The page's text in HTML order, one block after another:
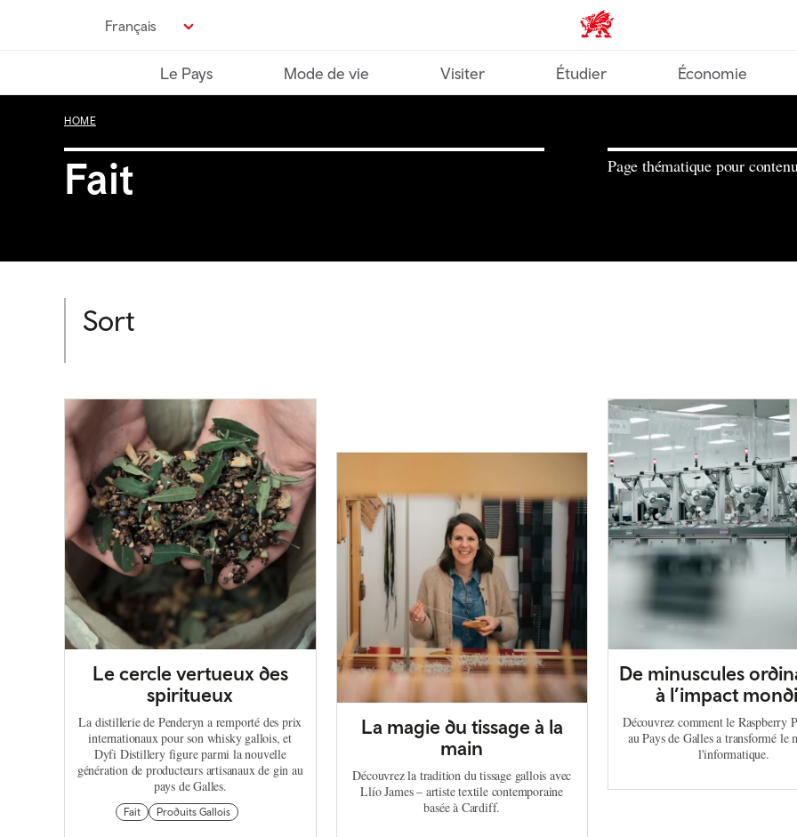
Français Wales home
Le Pays Mode de vie Visiter Étudier Économie
HOME
Fait Page thématique pour
Sort
Le cercle vertueux des
spiritueux
La distillerie de Penderyn a remporté des prix
internationaux pour son whisky gallois, et
Dyfi Distillery figure parmi la nouvelle
génération de producteurs artisanaux de gin au
pays de Galles.
Fait Produits Gallois
La magie du tissage à la
main
Découvrez la tradition du tissage gallois avec
Llío James – artiste textile contemporaine
basée à Cardiff.
De minuscules
à l’impact
Découvrez comment le Raspberry
au Pays de Galles a transformé le
l'informatique.